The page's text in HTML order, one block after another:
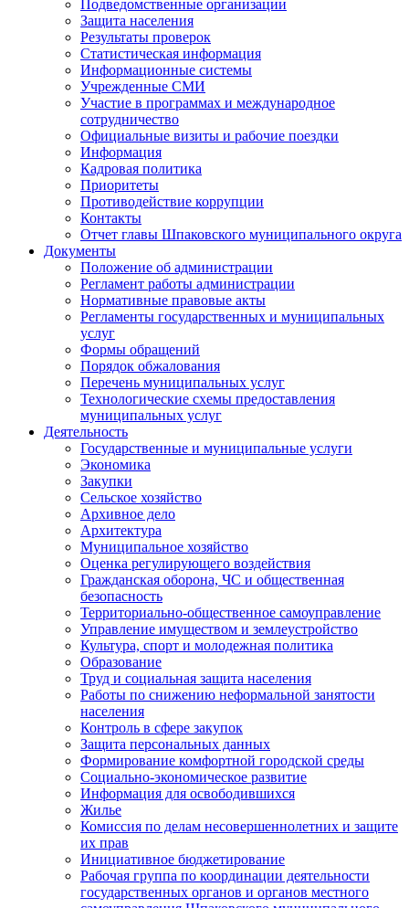
Подведомственные организации
Защита населения
Результаты проверок
Статистическая информация
Информационные системы
Учрежденные СМИ
Участие в программах и международное
сотрудничество
Официальные визиты и рабочие поездки
Информация
Кадровая политика
Приоритеты
Противодействие коррупции
Контакты
Отчет главы Шпаковского муниципального округа
Документы
Положение об администрации
Регламент работы администрации
Нормативные правовые акты
Регламенты государственных и муниципальных
услуг
Формы обращений
Порядок обжалования
Перечень муниципальных услуг
Технологические схемы предоставления
муниципальных услуг
Деятельность
Государственные и муниципальные услуги
Экономика
Закупки
Сельское хозяйство
Архивное дело
Архитектура
Муниципальное хозяйство
Оценка регулирующего воздействия
Гражданская оборона, ЧС и общественная
безопасность
Территориально-общественное самоуправление
Управление имуществом и землеустройство
Культура, спорт и молодежная политика
Образование
Труд и социальная защита населения
Работы по снижению неформальной занятости
населения
Контроль в сфере закупок
Защита персональных данных
Формирование комфортной городской среды
Социально-экономическое развитие
Информация для освободившихся
Жилье
Комиссия по делам несовершеннолетних и защите
их прав
Инициативное бюджетирование
Рабочая группа по координации деятельности
государственных органов и органов местного